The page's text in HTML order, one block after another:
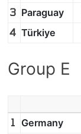
3 Paraguay
4 Türkiye
Group E
1 Germany